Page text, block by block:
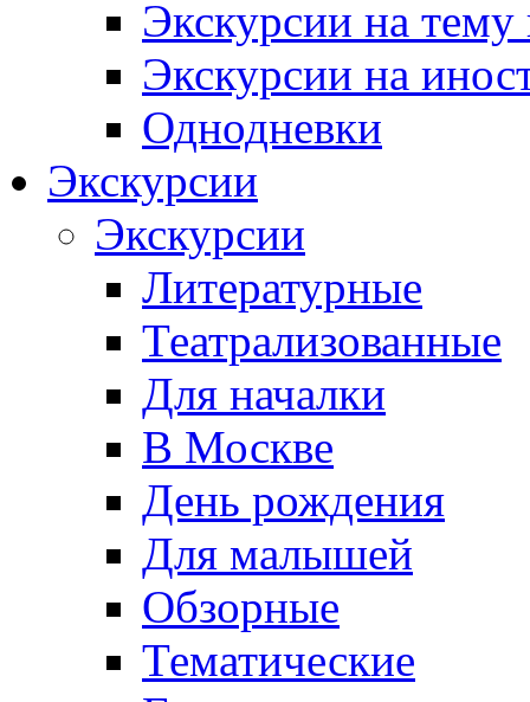
Экскурсии на тему
Экскурсии на
Однодневки
Экскурсии
Экскурсии
Литературные
Театрализованные
Для началки
В Москве
День рождения
Для малышей
Обзорные
Тематические